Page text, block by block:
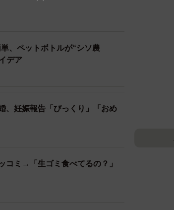
のくらい焼けば良い？
、ペットボトルが“シソ農
デア
、妊娠報告「びっくり」「おめ
コミ→「生ゴミ食べてるの？」